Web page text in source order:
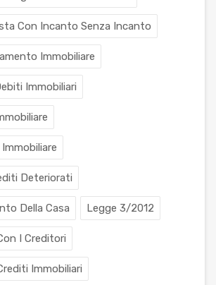
Con Incanto Senza Incanto
Immobiliare
Immobiliari
Deteriorati
Della Casa Legge 3/2012
I Creditori
Immobiliari